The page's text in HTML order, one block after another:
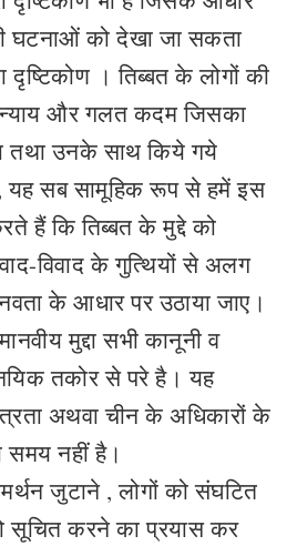
घटनाओं को देखा जा सकता
दृष्टिकोण । तिब्बत के लोगों की
और गलत कदम जिसका
तथा उनके साथ किये गये
यह सब सामूहिक रूप से हमें इस
हैं कि तिब्बत के मुद्दे को
विवाद के गुत्थियों से अलग
के आधार पर उठाया जाए।
मुद्दा सभी कानूनी व
तकोर से परे है। यह
अथवा चीन के अधिकारों के
समय नहीं है।
जुटाने , लोगों को संघटित
करने का प्रयास कर